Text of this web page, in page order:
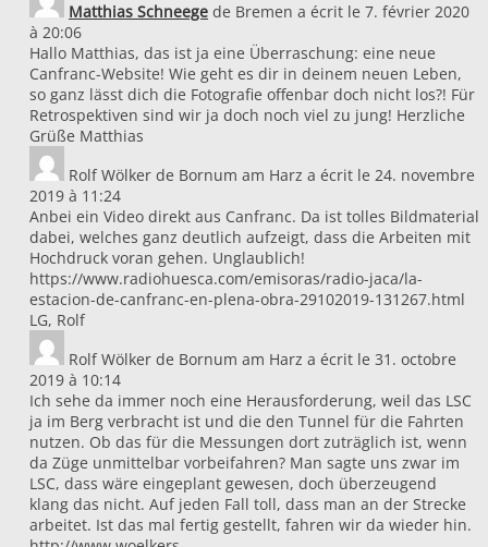
Matthias Schneege de Bremen a écrit le 7. février 2020
à 20:06
Hallo Matthias, das ist ja eine Überraschung: eine neue
Canfranc-Website! Wie geht es dir in deinem neuen Leben,
so ganz lässt dich die Fotografie offenbar doch nicht los?! Für
Retrospektiven sind wir ja doch noch viel zu jung! Herzliche
Grüße Matthias
Rolf Wölker de Bornum am Harz a écrit le 24. novembre
2019 à 11:24
Anbei ein Video direkt aus Canfranc. Da ist tolles Bildmaterial
dabei, welches ganz deutlich aufzeigt, dass die Arbeiten mit
Hochdruck voran gehen. Unglaublich!
https://www.radiohuesca.com/emisoras/radio-jaca/la-
estacion-de-canfranc-en-plena-obra-29102019-131267.html
LG, Rolf
Rolf Wölker de Bornum am Harz a écrit le 31. octobre
2019 à 10:14
Ich sehe da immer noch eine Herausforderung, weil das LSC
ja im Berg verbracht ist und die den Tunnel für die Fahrten
nutzen. Ob das für die Messungen dort zuträglich ist, wenn
da Züge unmittelbar vorbeifahren? Man sagte uns zwar im
LSC, dass wäre eingeplant gewesen, doch überzeugend
klang das nicht. Auf jeden Fall toll, dass man an der Strecke
arbeitet. Ist das mal fertig gestellt, fahren wir da wieder hin.